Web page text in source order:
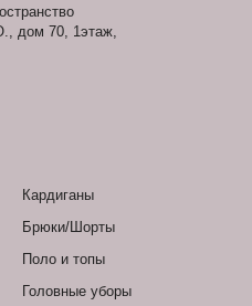
дом 70, 1этаж,
Кардиганы
Брюки/Шорты
Поло и топы
Головные уборы